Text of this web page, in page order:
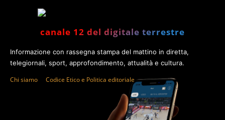
canale 12 del digitale terrestre
Informazione con rassegna stampa del mattino in diretta,
telegiornali, sport, approfondimento, attualità e cultura.
Chi siamo Codice Etico e Politica editoriale